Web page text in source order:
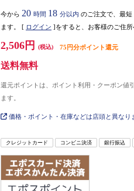
今から 20 時間 18 分以内 のご注文で、最短
ます。 [ ログイン ]をすると、お客様のご住所
2,506円 (税込) 75円分ポイント還元
送料無料
還元ポイントは、ポイント利用・クーポン値
ます。
価格・ポイント・在庫などは店頭と異なり
クレジットカード コンビニ決済 銀行振込